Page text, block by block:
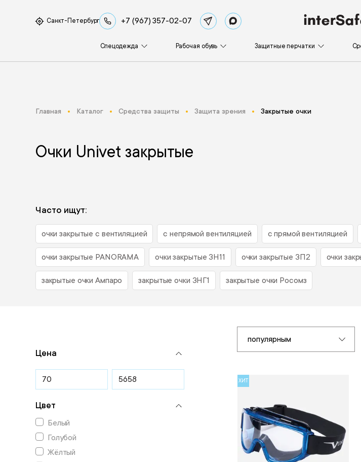
Санкт-Петербург +7 (967) 357-02-07
Спецодежда Рабочая обувь Защитные перчатки
Главная Каталог Средства защиты Защита зрения Закрытые очки
Очки Univet закрытые
Часто ищут:
очки закрытые с вентиляцией с непрямой вентиляцией с прямой вентиляцией
очки закрытые PANORAMA очки закрытые ЗН11 очки закрытые ЗП2 очки
закрытые очки Ампаро закрытые очки ЗНГ1 закрытые очки Росомз
Цена
Цвет
Белый
Голубой
Жёлтый
популярным
ХИТ